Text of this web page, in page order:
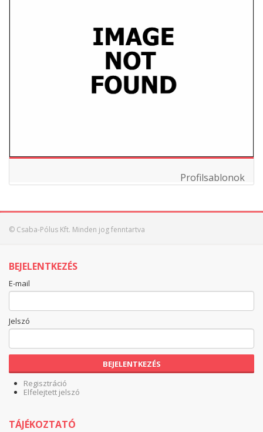
Profilsablonok
© Csaba-Pólus Kft. Minden jog fenntartva
BEJELENTKEZÉS
E-mail
Jelszó
BEJELENTKEZÉS
Regisztráció
Elfelejtett jelszó
TÁJÉKOZTATÓ